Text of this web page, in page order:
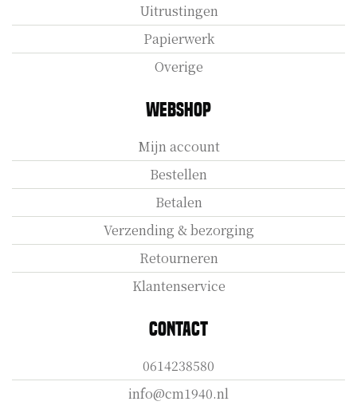
Uitrustingen
Papierwerk
Overige
Webshop
Mijn account
Bestellen
Betalen
Verzending & bezorging
Retourneren
Klantenservice
Contact
0614238580
info@cm1940.nl